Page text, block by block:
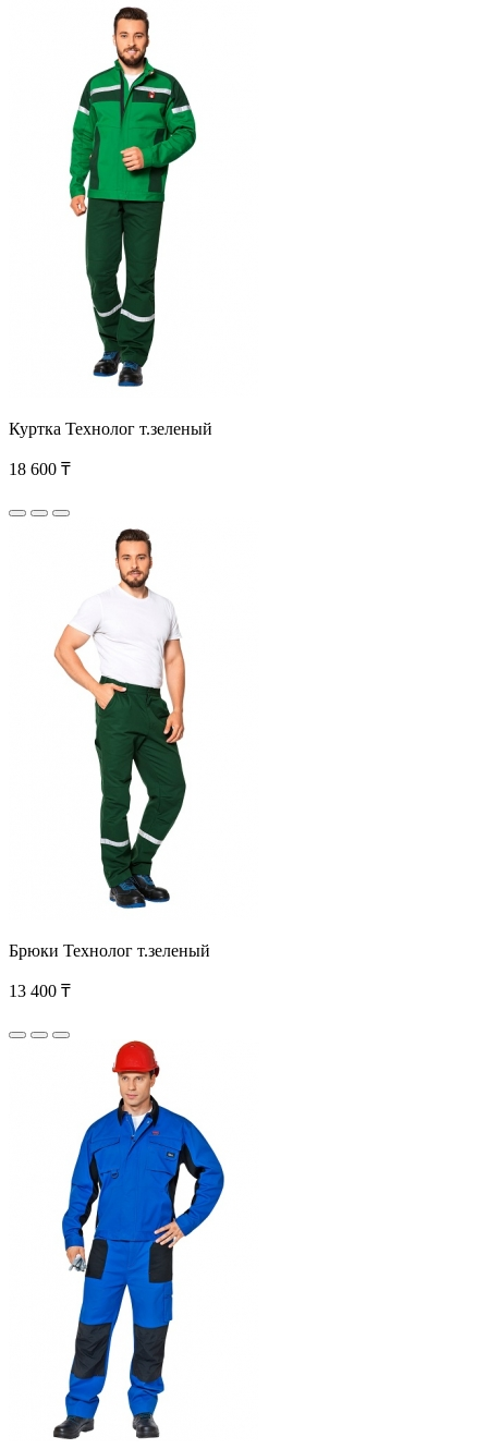
Куртка Технолог т.зеленый
18 600 ₸
Брюки Технолог т.зеленый
13 400 ₸